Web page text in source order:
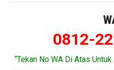
0812-
“Tekan No WA Di Atas